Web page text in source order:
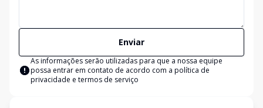
Enviar
As informações serão utilizadas para que a nossa equipe
possa entrar em contato de acordo com a política de
privacidade e termos de serviço